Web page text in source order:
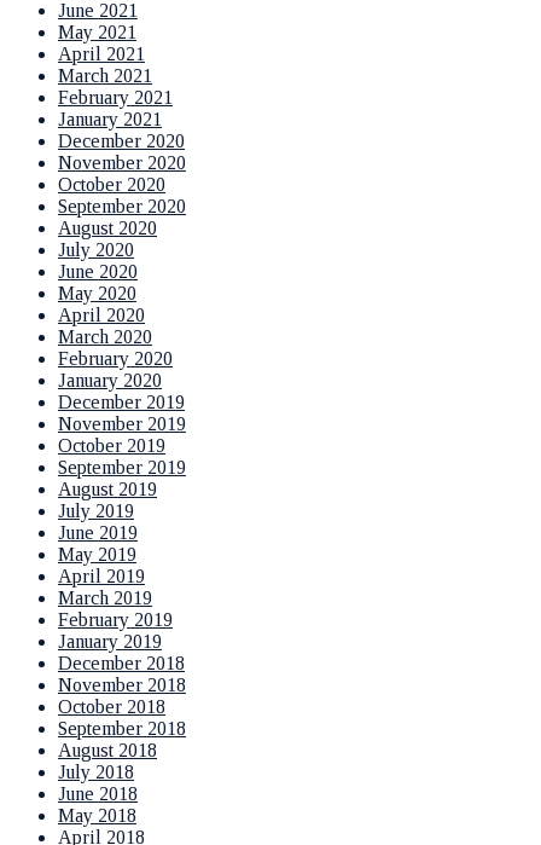
June 2021
May 2021
April 2021
March 2021
February 2021
January 2021
December 2020
November 2020
October 2020
September 2020
August 2020
July 2020
June 2020
May 2020
April 2020
March 2020
February 2020
January 2020
December 2019
November 2019
October 2019
September 2019
August 2019
July 2019
June 2019
May 2019
April 2019
March 2019
February 2019
January 2019
December 2018
November 2018
October 2018
September 2018
August 2018
July 2018
June 2018
May 2018
April 2018